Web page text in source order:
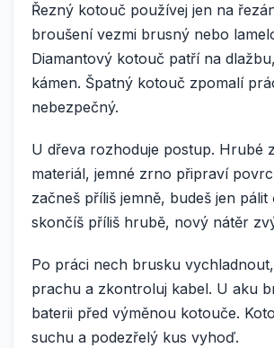
Řezný kotouč používej jen na
broušení vezmi brusný nebo
Diamantový kotouč patří na
kámen. Špatný kotouč zpomalí
nebezpečný.
U dřeva rozhoduje postup. Hrubé
materiál, jemné zrno připraví
začneš příliš jemně, budeš jen pálit
skončíš příliš hrubě, nový nátěr
Po práci nech brusku
prachu a zkontroluj kabel. U aku
baterii před výměnou kotouče.
suchu a podezřelý kus vyhoď.